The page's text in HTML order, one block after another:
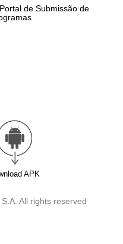
Portal de Submissão de
APK
All rights reserved